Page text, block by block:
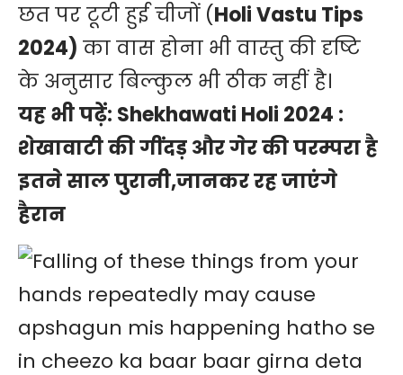
छत पर टूटी हुई चीजों (Holi Vastu Tips
2024) का वास होना भी वास्तु की दृष्टि
के अनुसार बिल्कुल भी ठीक नहीं है।
यह भी पढ़ें: Shekhawati Holi 2024 :
शेखावाटी की गींदड़ और गेर की परम्परा है
इतने साल पुरानी,जानकर रह जाएंगे
हैरान